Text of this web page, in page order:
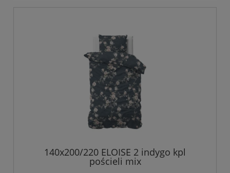
140x200/220 ELOISE 2 indygo kpl
pościeli mix